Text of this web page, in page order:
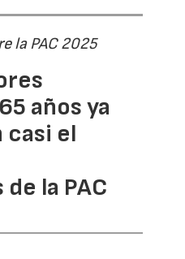
la PAC 2025
años ya
el
la PAC